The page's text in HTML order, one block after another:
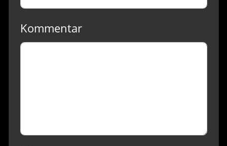
Kommentar